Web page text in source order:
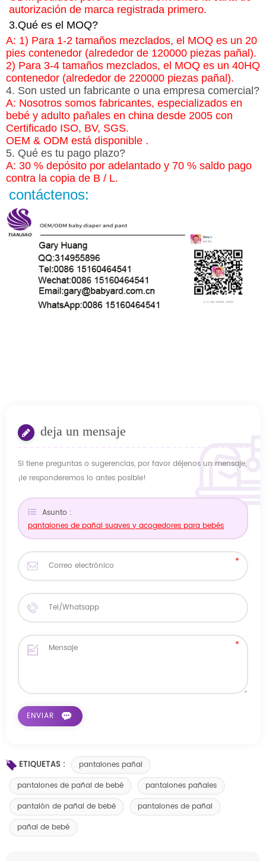
autorización de marca registrada primero.
3.Qué es el MOQ?
A: 1) Para 1-2 tamaños mezclados, el MOQ es un 20
pies contenedor (alrededor de 120000 piezas pañal).
2) Para 3-4 tamaños mezclados, el MOQ es un 40HQ
contenedor (alrededor de 220000 piezas pañal).
4. Son usted un fabricante o una empresa comercial?
A: Nosotros somos fabricantes, especializados en
bebé y adulto pañales en china desde 2005 con
Certificado ISO, BV, SGS.
OEM & ODM está disponible .
5. Qué es tu pago plazo?
A: 30 % depósito por adelantado y 70 % saldo pago
contra la copia de B / L.
contáctenos:
deja un mensaje
Si tiene preguntas o sugerencias, por favor déjenos un mensaje,
¡le responderemos lo antes posible!
Asunto :
pantalones de pañal suaves y acogedores para bebés
ETIQUETAS :
pantalones pañal
pantalones de pañal de bebé
pantalones pañales
pantalón de pañal de bebé
pantalones de pañal
pañal de bebé